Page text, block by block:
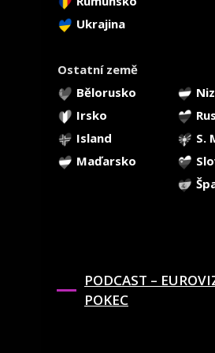
Ukrajina
Ostatní země
Bělorusko
Irsko
Island
S.
Maďarsko
PODCAST –
POKEC